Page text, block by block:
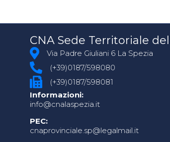
CNA Sede Territoriale
Via Padre Giuliani 6 La Spezia
(+39)0187/598080
(+39)0187/598081
Informazioni:
info@cnalaspezia.it
PEC:
cnaprovinciale.sp@legalmail.it